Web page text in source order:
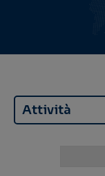
Attività